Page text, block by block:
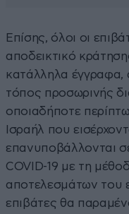
Επίσης, όλοι οι
αποδεικτικό
κατάλληλα έγγραφα,
τόπος προσωρινής
οποιαδήποτε
Ισραήλ που
επανυποβάλλονται
COVID-19 με τη
αποτελεσμάτων του
επιβάτες θα